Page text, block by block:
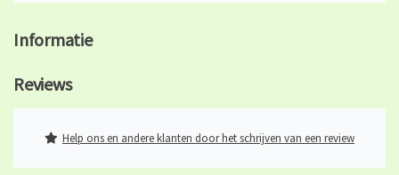
Informatie
Reviews
Help ons en andere klanten door het schrijven van een review